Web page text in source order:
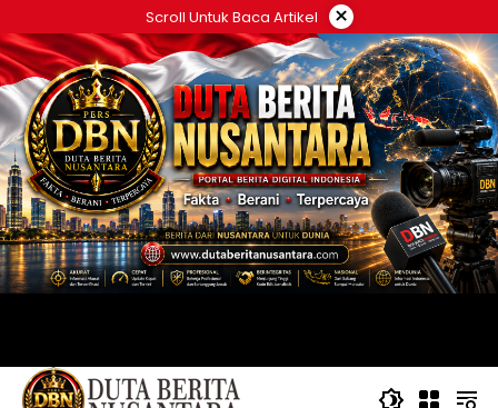
ke
konten
Scroll Untuk Baca Artikel ×